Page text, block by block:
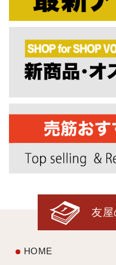
友屋
HOME